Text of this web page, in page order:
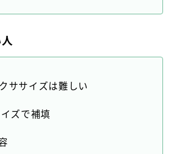
ササイズは難しい
ズで補填